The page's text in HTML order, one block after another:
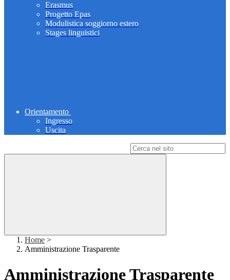
Erasmus
Progetto Epas
Modulistica soggiorno estero
Stages linguistici
Orientamento
Ingresso
Uscita
Home >
Amministrazione Trasparente
Amministrazione Trasparente